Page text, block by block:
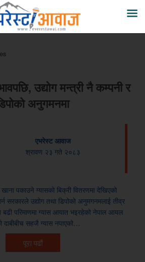
उद्योग मन्त्री नै कम्पनी र
अनुगमनमा
एभरेस्ट आवाज
श्रावण २३ गते २०८३
पकाउने ग्यासको बिक्री वितरणमा देखिएको
सरकारले उद्योग तथा डिपोको अनुमगनमलाई तीव्र
बढी परिमाणमा ग्यास आयात भइरहेको नेपाल आयल
दाबीबीच सहजै ग्यास नपाएको…
पूरा पढौं